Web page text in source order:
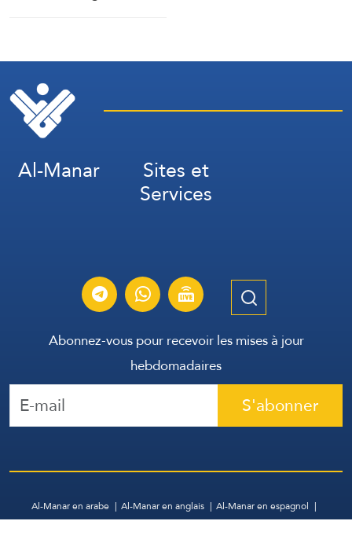
(Washington Post, citant
deux sources)
Al-Manar Sites et
Services
Abonnez-vous pour recevoir les mises à jour
hebdomadaires
S'abonner
Al-Manar en arabe Al-Manar en anglais
Al-Manar en espagnol
WhatsApp
Archive Contactez-nous